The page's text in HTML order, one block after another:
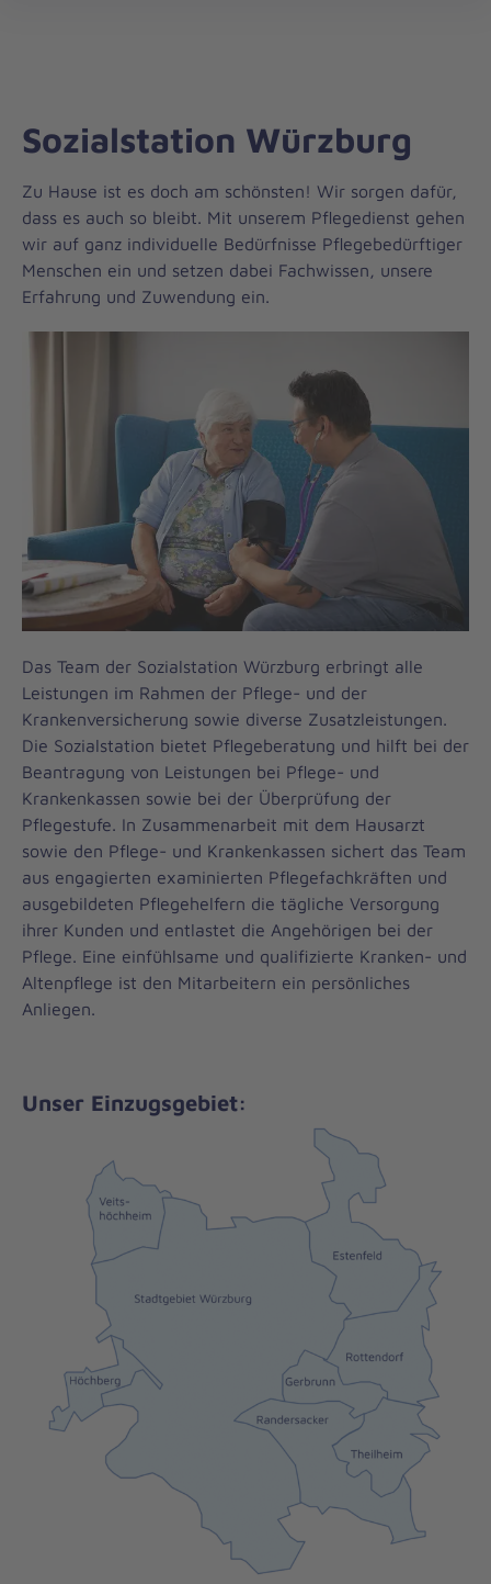
Sozialstation Würzburg
Zu Hause ist es doch am schönsten! Wir sorgen dafür,
dass es auch so bleibt. Mit unserem Pflegedienst gehen
wir auf ganz individuelle Bedürfnisse Pflegebedürftiger
Menschen ein und setzen dabei Fachwissen, unsere
Erfahrung und Zuwendung ein.
Das Team der Sozialstation Würzburg erbringt alle
Leistungen im Rahmen der Pflege- und der
Krankenversicherung sowie diverse Zusatzleistungen.
Die Sozialstation bietet Pflegeberatung und hilft bei der
Beantragung von Leistungen bei Pflege- und
Krankenkassen sowie bei der Überprüfung der
Pflegestufe. In Zusammenarbeit mit dem Hausarzt
sowie den Pflege- und Krankenkassen sichert das Team
aus engagierten examinierten Pflegefachkräften und
ausgebildeten Pflegehelfern die tägliche Versorgung
ihrer Kunden und entlastet die Angehörigen bei der
Pflege. Eine einfühlsame und qualifizierte Kranken- und
Altenpflege ist den Mitarbeitern ein persönliches
Anliegen.
Unser Einzugsgebiet: